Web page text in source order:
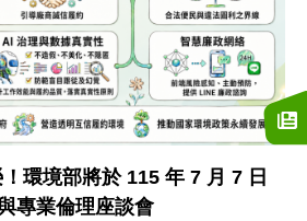
環境部將於 115 年 7 月 7 日
專業倫理座談會